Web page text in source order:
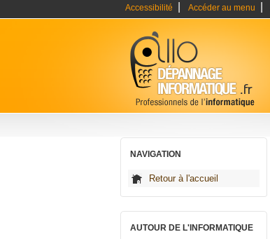
Accessibilité Accéder au menu
NAVIGATION
Retour à l'accueil
AUTOUR DE L'INFORMATIQUE